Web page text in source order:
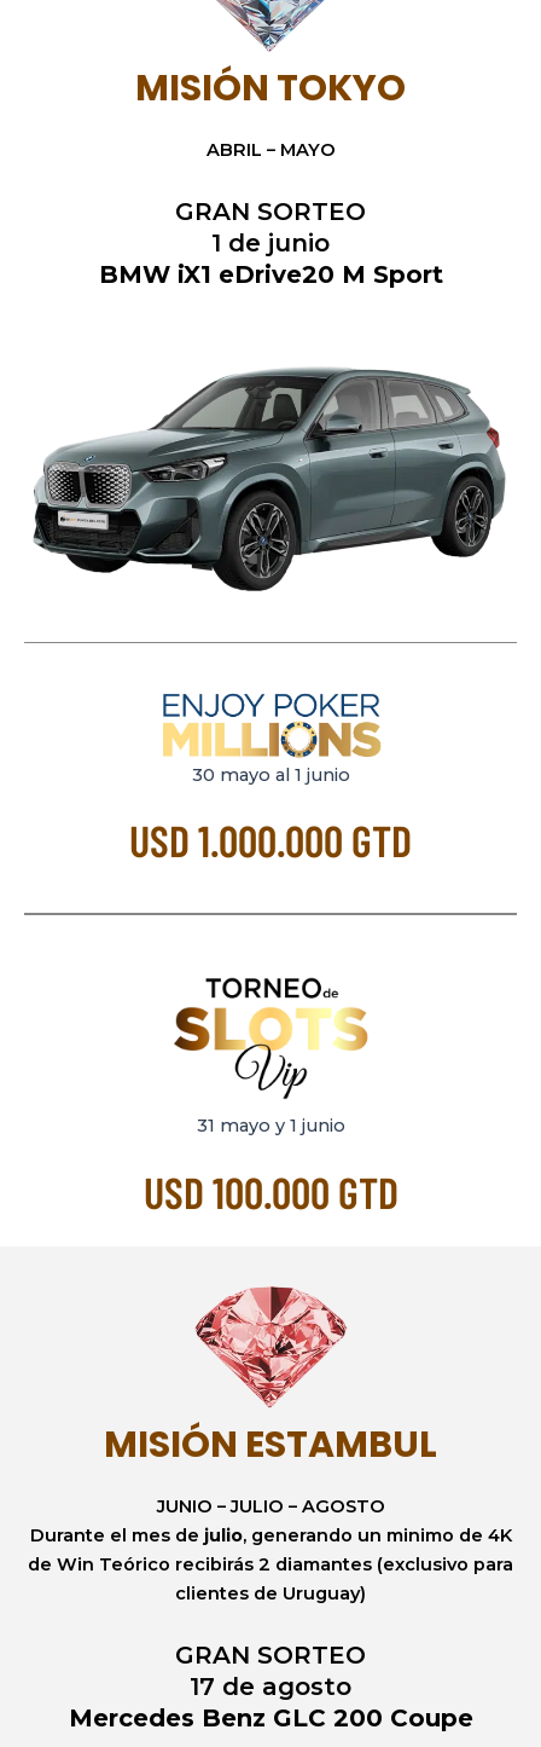
MISIÓN TOKYO
ABRIL – MAYO
GRAN SORTEO
1 de junio
BMW iX1 eDrive20 M Sport
30 mayo al 1 junio
USD 1.000.000 GTD
31 mayo y 1 junio
USD 100.000 GTD
MISIÓN ESTAMBUL
JUNIO – JULIO – AGOSTO
Durante el mes de julio, generando un minimo de 4K
de Win Teórico recibirás 2 diamantes (exclusivo para
clientes de Uruguay)
GRAN SORTEO
17 de agosto
Mercedes Benz GLC 200 Coupe